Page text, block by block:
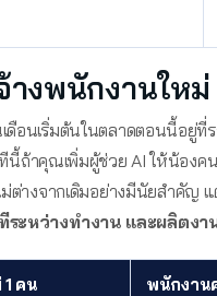
งพนักงานใหม่
อนเริ่มต้นในตลาดตอนนี้อยู่ที่
ทีนี้ถ้าคุณเพิ่มผู้ช่วย AI ให้น้อง
ต่างจากเดิมอย่างมีนัยสำคัญ
ะหว่างทำงาน และผลิตงา
คน พนักงาน